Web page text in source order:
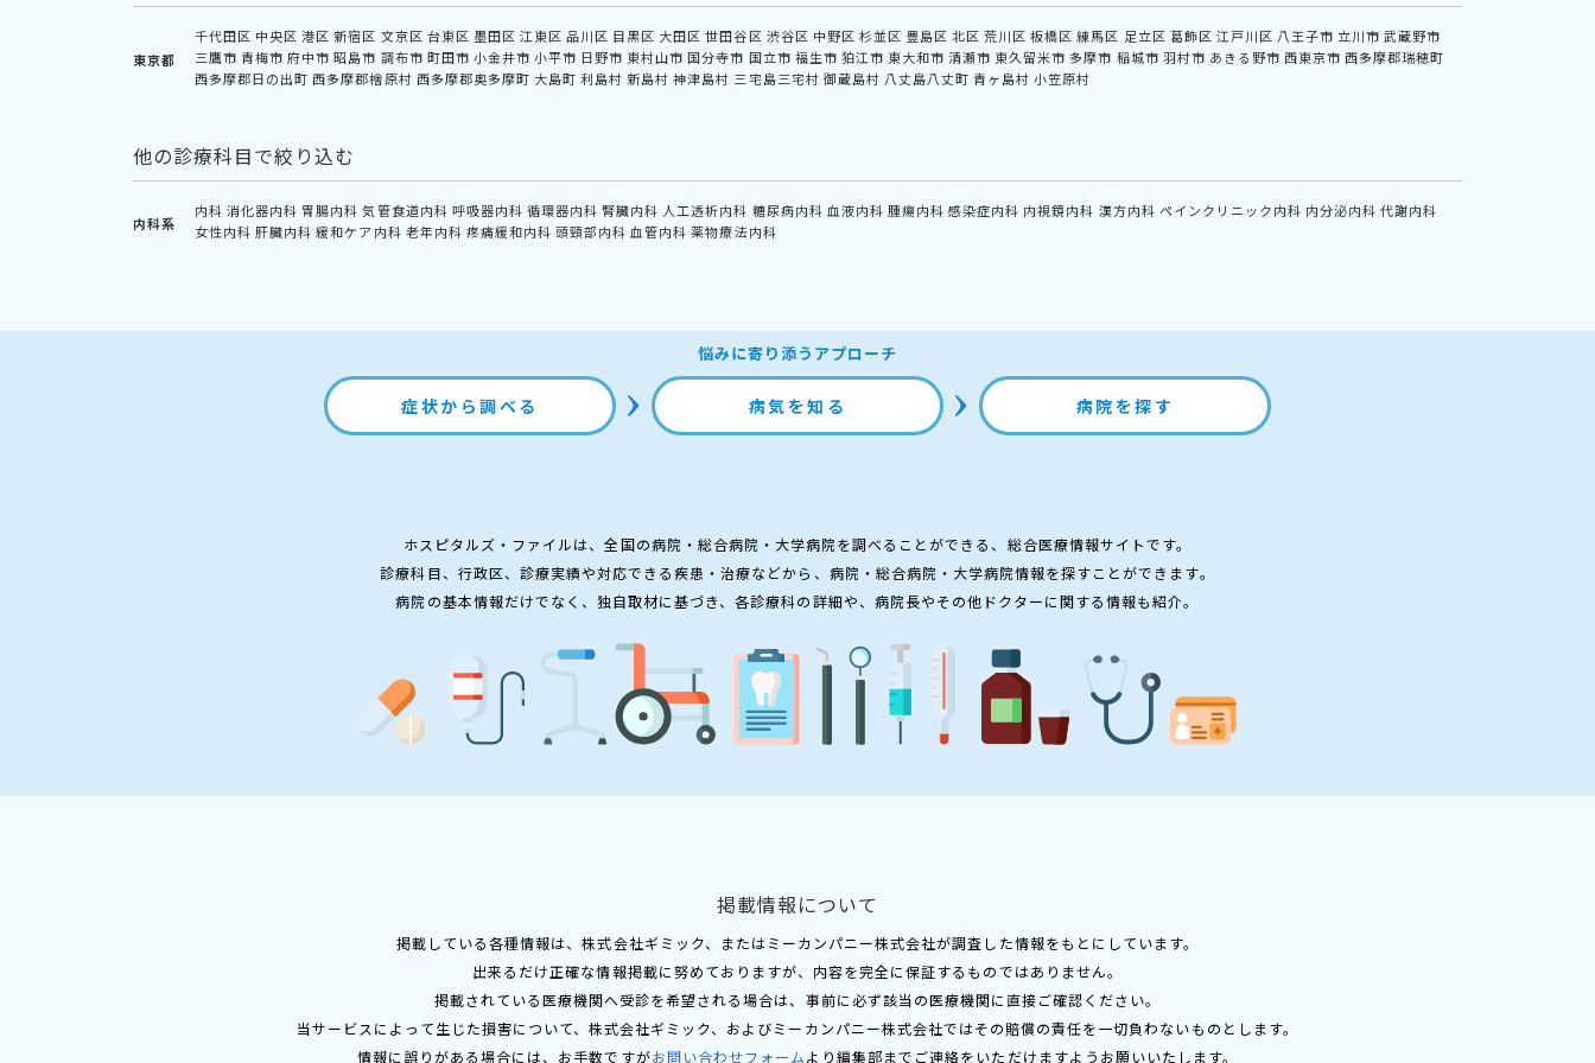
東京都
千代田区 中央区 港区 新宿区 文京区 台東区 墨田区 江東区 品川区 目黒区 大田区 世田谷区 渋谷区 中野区 杉並区 豊島区 北区 荒川区 板橋区 練馬区 足立区 葛飾区 江戸川区 八王子市 立川市 武蔵野市
三鷹市 青梅市 府中市 昭島市 調布市 町田市 小金井市 小平市 日野市 東村山市 国分寺市 国立市 福生市 狛江市 東大和市 清瀬市 東久留米市 多摩市 稲城市 羽村市 あきる野市 西東京市 西多摩郡瑞穂町
西多摩郡日の出町 西多摩郡檜原村 西多摩郡奥多摩町 大島町 利島村 新島村 神津島村 三宅島三宅村 御蔵島村 八丈島八丈町 青ヶ島村 小笠原村
他の診療科目で絞り込む
内科系
内科 消化器内科 胃腸内科 気管食道内科 呼吸器内科 循環器内科 腎臓内科 人工透析内科 糖尿病内科 血液内科 腫瘍内科 感染症内科 内視鏡内科 漢方内科 ペインクリニック内科 内分泌内科 代謝内科
女性内科 肝臓内科 緩和ケア内科 老年内科 疼痛緩和内科 頭頸部内科 血管内科 薬物療法内科
悩みに寄り添うアプローチ
症状から調べる 病気を知る 病院を探す
ホスピタルズ・ファイルは、全国の病院・総合病院・大学病院を調べることができる、総合医療情報サイトです。
診療科目、行政区、診療実績や対応できる疾患・治療などから、病院・総合病院・大学病院情報を探すことができます。
病院の基本情報だけでなく、独自取材に基づき、各診療科の詳細や、病院長やその他ドクターに関する情報も紹介。
掲載情報について
掲載している各種情報は、株式会社ギミック、またはミーカンパニー株式会社が調査した情報をもとにしています。
出来るだけ正確な情報掲載に努めておりますが、内容を完全に保証するものではありません。
掲載されている医療機関へ受診を希望される場合は、事前に必ず該当の医療機関に直接ご確認ください。
当サービスによって生じた損害について、株式会社ギミック、およびミーカンパニー株式会社ではその賠償の責任を一切負わないものとします。
情報に誤りがある場合には、お手数ですがお問い合わせフォームより編集部までご連絡をいただけますようお願いいたします。